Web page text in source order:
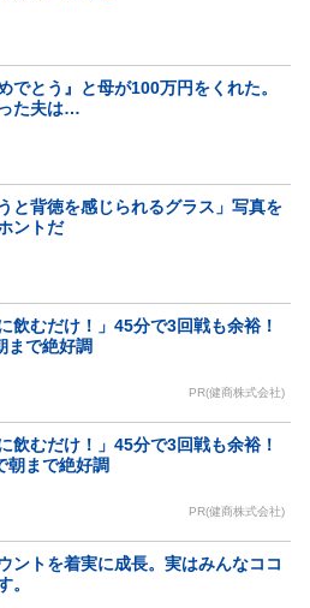
でとう』と母が100万円をくれた。
た夫は…
と背徳を感じられるグラス」写真を
ントだ
飲むだけ！」45分で3回戦も余裕！
まで絶好調
PR(健商株式会社)
飲むだけ！」45分で3回戦も余裕！
朝まで絶好調
PR(健商株式会社)
ントを着実に成長。実はみんなココ
。